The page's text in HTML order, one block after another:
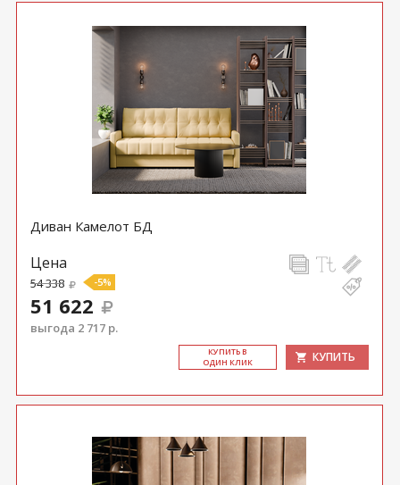
Диван Камелот БД
Цена
54 338 -5%
51 622
выгода 2 717 р.
КУ­ПИТЬ В
ОДИН КЛИК
КУПИТЬ